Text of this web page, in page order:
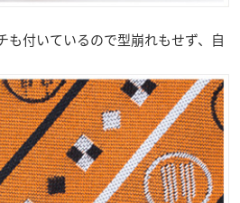
も付いているので型崩れもせず、自